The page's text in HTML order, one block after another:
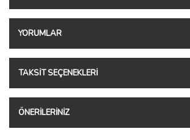
YORUMLAR
TAKSIT SEÇENEKLERI
ÖNERILERINIZ